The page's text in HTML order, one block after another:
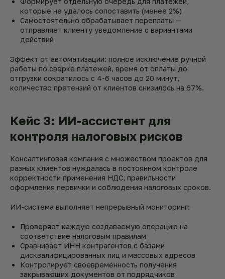
которые не удалось сопоставить (менее 2%)
Самостоятельно обрабатывает переплаты —
отправляет клиенту уведомление с вариантами
действий
Эффект от автоматизации: полное исключение ручной
работы по сверке платежей, время от оплаты до
отгрузки сократилось с 4-6 часов до 20 минут,
количество претензий от клиентов снизилось на 67%.
Кейс 3: ИИ-ассистент для
контроля налоговых рисков
Консалтинговая компания с множеством проектов для
разных клиентов нуждалась в постоянном контроле
корректности применения НДС, правильности
оформления первички и соблюдения налоговых сроков.
ИИ-система выполняет непрерывный мониторинг:
Проверяет каждую создаваемую операцию на
соответствие налоговым правилам
Сравнивает ИНН контрагентов с базами
дисквалифицированных лиц и массовых адресов
Контролирует своевременность получения
закрывающих документов от подрядчиков